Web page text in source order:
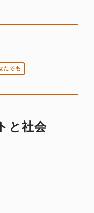
たでも
と社会